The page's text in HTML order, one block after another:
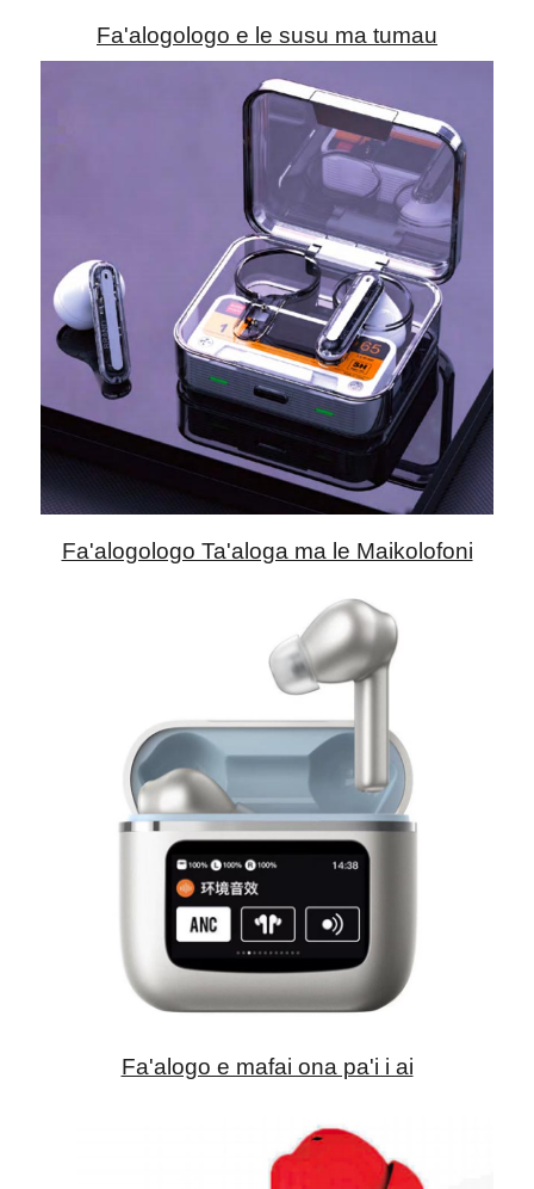
Fa'alogologo e le susu ma tumau
Fa'alogologo Ta'aloga ma le Maikolofoni
Fa'alogo e mafai ona pa'i i ai